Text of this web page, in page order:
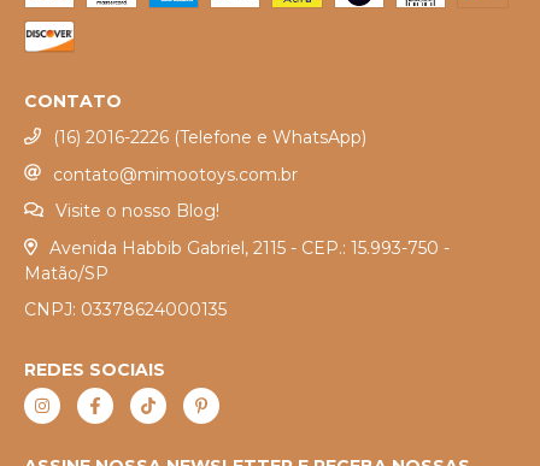
CONTATO
(16) 2016-2226 (Telefone e WhatsApp)
contato@mimootoys.com.br
Visite o nosso Blog!
Avenida Habbib Gabriel, 2115 - CEP.: 15.993-750 -
Matão/SP
CNPJ: 03378624000135
REDES SOCIAIS